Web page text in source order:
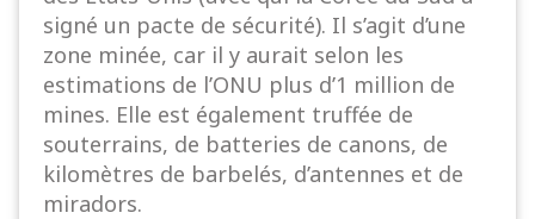
signé un pacte de sécurité). Il s’agit d’une
zone minée, car il y aurait selon les
estimations de l’ONU plus d’1 million de
mines. Elle est également truffée de
souterrains, de batteries de canons, de
kilomètres de barbelés, d’antennes et de
miradors.